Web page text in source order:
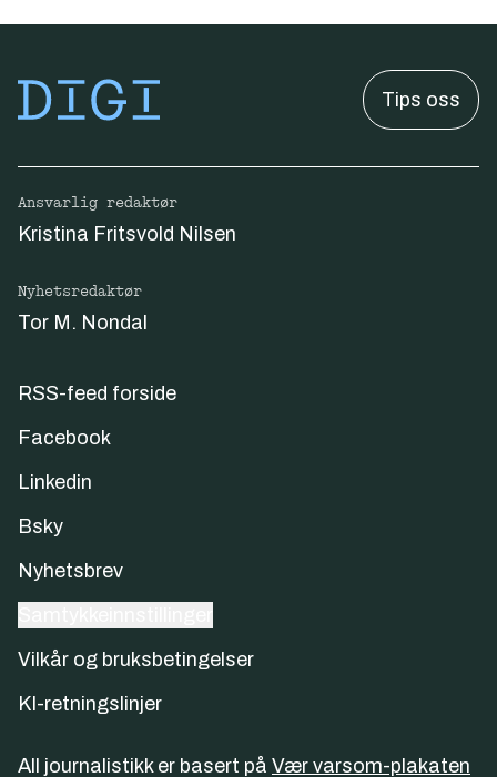
Tips oss
Ansvarlig redaktør
Kristina Fritsvold Nilsen
Nyhetsredaktør
Tor M. Nondal
RSS-feed forside
Facebook
Linkedin
Bsky
Nyhetsbrev
Vilkår og bruksbetingelser
KI-retningslinjer
All journalistikk er basert på Vær varsom-plakaten